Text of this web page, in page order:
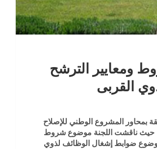
القرار 43 تناقش شروط ومعايير الترشح
القربى
المتعلقة بمحاور المشروع الوطني للإصلاح
رئاسة مجلس الوزراء، حيث ناقشت اللجنة موضوع شروط
ضوابط إشغال الوظائف لذوي